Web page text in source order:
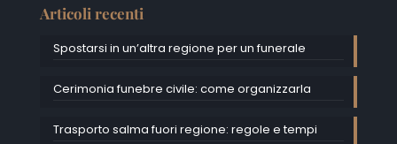
Articoli recenti
Spostarsi in un’altra regione per un funerale
Cerimonia funebre civile: come organizzarla
Trasporto salma fuori regione: regole e tempi